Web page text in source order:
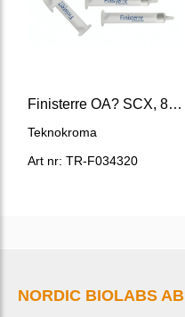
Finisterre OA? SCX, 85 um, 30mg/1ml
Teknokroma
Art nr: TR-F034320
NORDIC BIOLABS AB